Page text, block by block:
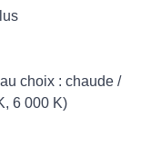
choix : chaude /
6 000 K)